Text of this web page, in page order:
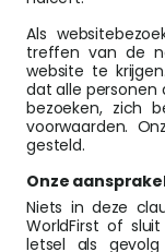
Als
treffen van de
website te
dat alle personen
bezoeken, zich
voorwaarden.
gesteld.
Onze
Niets in deze
WorldFirst of
letsel als